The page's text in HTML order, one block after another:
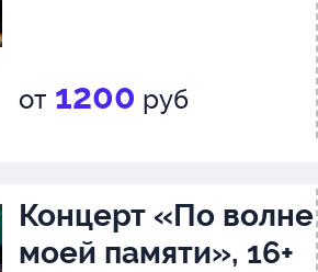
от 1200 руб
Концерт «По волне
моей памяти», 16+